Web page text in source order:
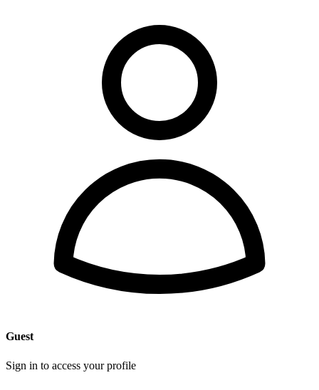
Guest
Sign in to access your profile